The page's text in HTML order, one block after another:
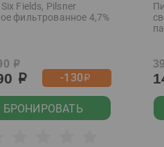
Fields, Pilsner
фильтрованное 4,7%
р
р -130р
БРОНИРОВАТЬ